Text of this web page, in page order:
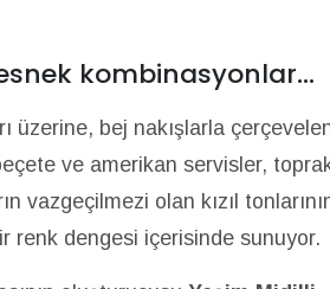
kombinasyonlar…
üzerine, bej nakışlarla
ve amerikan servisler,
vazgeçilmezi olan kızıl
renk dengesi içerisinde sunuyor.